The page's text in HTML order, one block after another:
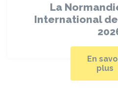
La
International
En
plus